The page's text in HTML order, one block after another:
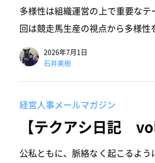
多様性は組織運営の上で重要な
回は競走馬生産の視点から多様性
2026年7月1日
石井美樹
経営人事メールマガジン
【テクアシ日記
公私ともに、脈絡なく起こるよ